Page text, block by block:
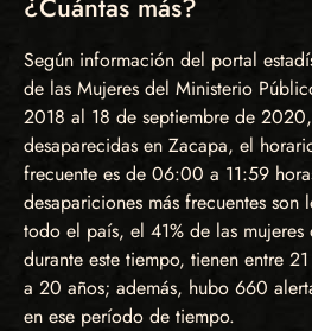
¿Cuántas más?
Según información del portal
de las Mujeres del Ministerio
2018 al 18 de septiembre de
desaparecidas en Zacapa, el
frecuente es de 06:00 a 11:59
desapariciones más frecuentes son
todo el país, el 41% de las mujeres
durante este tiempo, tienen entre
a 20 años; además, hubo 660
en ese período de tiempo.